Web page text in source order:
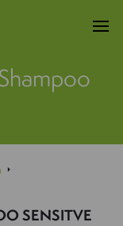
SENSITVE